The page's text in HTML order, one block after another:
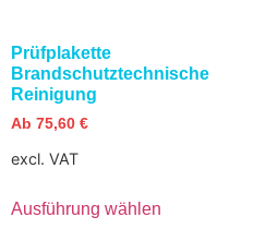
Prüfplakette
Brandschutztechnische
Reinigung
Ab 75,60 €
excl. VAT
Ausführung wählen